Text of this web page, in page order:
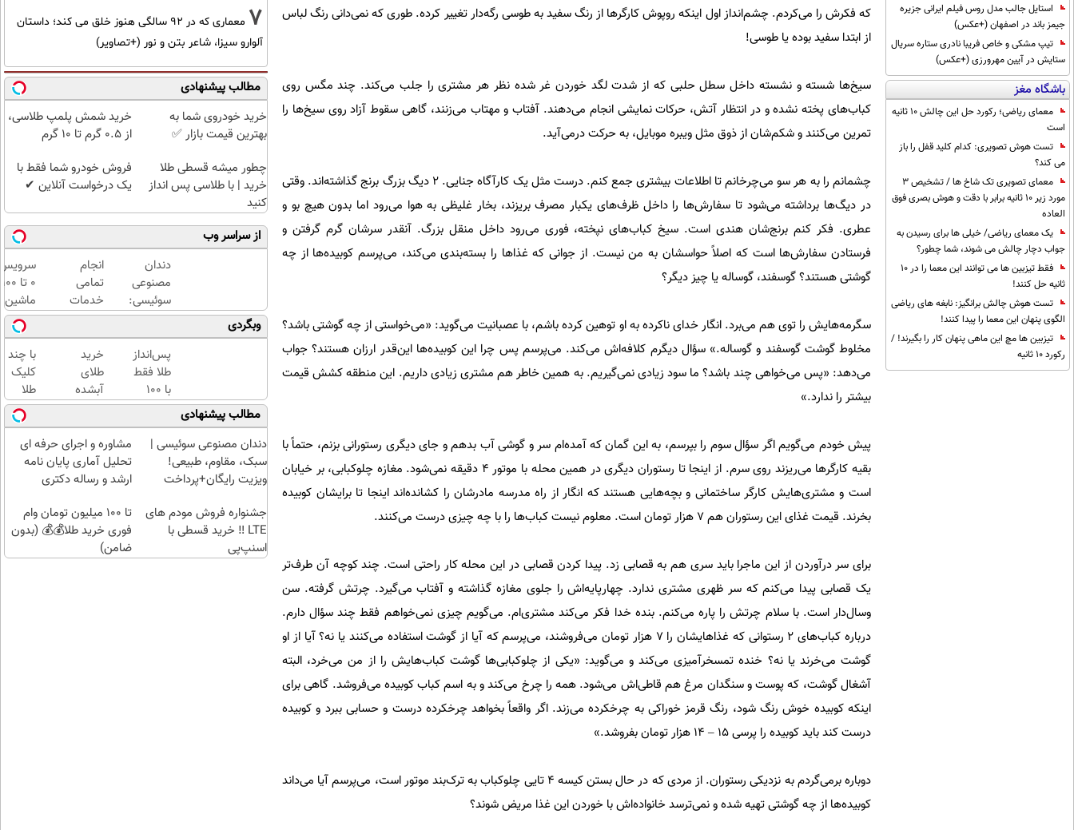
استایل جالب مدل روس فیلم ایرانی جزیره
جیمز باند در اصفهان (+عکس)
تیپ مشکی و خاص فریبا نادری ستاره سریال
ستایش در آیین مهرورزی (+عکس)
باشگاه مغز
معمای ریاضی؛ رکورد حل این چالش 10 ثانیه
است
تست هوش تصویری: کدام کلید قفل را باز
می کند؟
معمای تصویری تک شاخ ها / تشخیص 3
مورد زیر 10 ثانیه برابر با دقت و هوش بصری فوق
العاده
یک معمای ریاضی/ خیلی ها برای رسیدن به
جواب دچار چالش می شوند، شما چطور؟
فقط تیزبین ها می توانند این معما را در 10
ثانیه حل کنند!
تست هوش چالش برانگیز: نابغه های ریاضی
الگوی پنهان این معما را پیدا کنند!
تیزبین ها مچ این ماهی پنهان کار را بگیرند! /
رکورد 10 ثانیه
که فکرش را می‌کردم. چشم‌انداز اول اینکه روپوش کارگرها از رنگ سفید به طوسی رگه‌دار تغییر کرده‌. طوری که نمی‌دانی رنگ لباس
از ابتدا سفید بوده یا طوسی!
سیخ‌ها شسته و نشسته داخل سطل حلبی که از شدت لگد خوردن غر شده‌ نظر هر مشتری را جلب می‌کند. چند مگس روی
کباب‌های پخته نشده و در انتظار آتش، حرکات نمایشی انجام می‌دهند. آفتاب و مهتاب می‌زنند، گاهی سقوط آزاد روی سیخ‌ها را
تمرین می‌کنند و شکم‌شان از ذوق مثل ویبره موبایل، به حرکت درمی‌آید.
چشمانم را به هر سو می‌چرخانم تا اطلاعات بیشتری جمع کنم. درست مثل یک کارآگاه جنایی. 2 دیگ بزرگ برنج گذاشته‌اند. وقتی
در دیگ‌ها برداشته می‌شود تا سفارش‌ها را داخل ظرف‌های یکبار مصرف بریزند، بخار غلیظی به هوا می‌رود اما بدون هیچ بو و
عطری. فکر کنم برنج‌‌شان هندی است. سیخ کباب‌های نپخته، فوری می‌رود داخل منقل بزرگ. آنقدر سرشان گرم گرفتن و
فرستادن سفارش‌ها است که اصلاً حواسشان به من نیست. از جوانی که غذاها را بسته‌بندی می‌کند، می‌پرسم کوبیده‌ها از چه
گوشتی هستند؟ گوسفند، گوساله یا چیز دیگر؟
سگرمه‌هایش را توی هم می‌برد. انگار خدای ناکرده به او توهین کرده باشم، با عصبانیت می‌گوید: «می‌خواستی از چه گوشتی باشد؟
مخلوط گوشت گوسفند و گوساله.» سؤال دیگرم کلافه‌اش می‌کند. می‌پرسم پس چرا این کوبیده‌ها این‌قدر ارزان هستند؟ جواب
می‌دهد: «پس می‌خواهی چند باشد؟ ما سود زیادی نمی‌گیریم. به همین خاطر هم مشتری زیادی داریم. این منطقه کشش قیمت
بیشتر را ندارد.»
پیش خودم می‌گویم اگر سؤال سوم را بپرسم، به این گمان که آمده‌ام سر و گوشی آب بدهم و جای دیگری رستورانی بزنم، حتماً با
بقیه کارگرها می‌ریزند روی سرم. از اینجا تا رستوران دیگری در همین محله با موتور 4 دقیقه نمی‌شود. مغازه چلوکبابی، بر خیابان
است و مشتری‌هایش کارگر ساختمانی و بچه‌هایی هستند که انگار از راه مدرسه مادرشان را کشانده‌اند اینجا تا برایشان کوبیده
بخرند. قیمت غذای این رستوران هم 7 هزار تومان است. معلوم نیست کباب‌ها را با چه چیزی درست می‌کنند.
برای سر درآوردن از این ماجرا باید سری هم به قصابی زد. پیدا کردن قصابی در این محله کار راحتی است. چند کوچه آن طرف‌تر
یک قصابی پیدا می‌کنم که سر ظهری مشتری ندارد. چهارپایه‌اش را جلوی مغازه گذاشته و آفتاب می‌گیرد. چرتش گرفته. سن
وسال‌دار است. با سلام چرتش را پاره می‌کنم. بنده خدا فکر می‌کند مشتری‌ام. می‌گویم چیزی نمی‌خواهم فقط چند سؤال دارم.
درباره کباب‌های 2 رستوانی که غذاهایشان را 7 هزار تومان می‌فروشند، می‌پرسم که آیا از گوشت استفاده می‌کنند یا نه؟ آیا از او
گوشت می‌خرند یا نه؟ خنده تمسخرآمیزی می‌کند و می‌گوید: «یکی از چلوکبابی‌ها گوشت کباب‌هایش را از من می‌خرد، البته
آشغال گوشت، که پوست و سنگدان مرغ هم قاطی‌اش می‌شود. همه را چرخ می‌کند و به اسم کباب کوبیده می‌فروشد. گاهی برای
اینکه کوبیده‌ خوش رنگ شود، رنگ قرمز خوراکی به چرخکرده می‌زند. اگر واقعاً بخواهد چرخکرده درست و حسابی ببرد و کوبیده
درست کند باید کوبیده را پرسی 15 – 14 هزار تومان بفروشد.»
دوباره برمی‌گردم به نزدیکی رستوران. از مردی که در حال بستن کیسه 4 تایی چلوکباب به ترک‌بند موتور است، می‌پرسم آیا می‌داند
کوبیده‌ها از چه گوشتی تهیه شده‌ و نمی‌ترسد خانواده‌اش با خوردن این غذا مریض شوند؟
7
معماری که در 92 سالگی هنوز خلق می کند؛ داستان
آلوارو سیزا، شاعر بتن و نور (+تصاویر)
مطالب پیشنهادی
خرید خودروی شما به
بهترین قیمت بازار ✅
خرید شمش پلمپ طلاسی،
از ۰.۵ گرم تا ۱۰ گرم
چطور میشه قسطی طلا
خرید | با طلاسی پس انداز
کنید
فروش خودرو شما فقط با
یک درخواست آنلاین ✔
از سراسر وب
دندان
مصنوعی
سوئیسی:
جدیدترین
فناوری
اروپا،
سبک و
مقاوم |
پرداخت
قسطی
انجام
تمامی
خدمات
خودرویی
در محل
با یدک
دات کام
0 تا 100
ماشین
با یدک
دات
وبگردی
پس‌انداز
طلا فقط
با ۱۰۰
هزارتومان
(امن و
راحت)
خرید
طلای
آبشده
حتی با
۱۰۰هزارتومان
با چند
کلیک
طلا
(ثبت‌نام
کن |
خرید
بگیر)
مطالب پیشنهادی
دندان مصنوعی سوئیسی |
سبک، مقاوم، طبیعی!
ویزیت رایگان+پرداخت
مشاوره و اجرای حرفه ای
تحلیل آماری پایان نامه
ارشد و رساله دکتری
جشنواره فروش مودم های
LTE ‼️ خرید قسطی با
اسنپ‌پی
تا 100 میلیون تومان وام
فوری خرید طلا💰💰 (بدون
ضامن)